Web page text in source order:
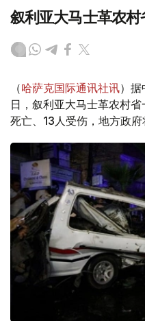
叙利亚大马士革农村
（哈萨克国际通讯社讯）
日，叙利亚大马士革农村
死亡、13人受伤，地方政府